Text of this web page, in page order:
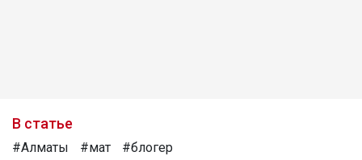
В статье
#Алматы #мат #блогер